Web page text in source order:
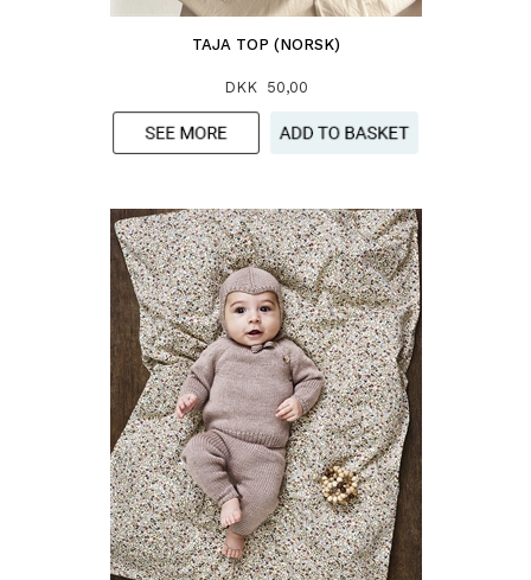
TAJA TOP (NORSK)
DKK 50,00